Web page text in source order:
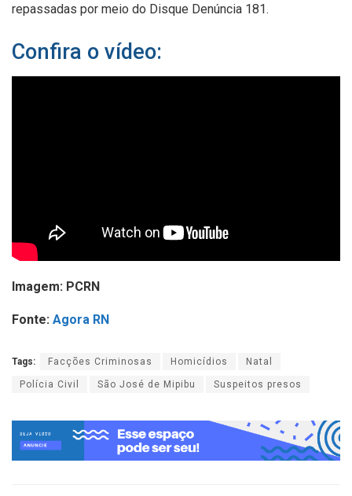
repassadas por meio do Disque Denúncia 181.
Confira o vídeo:
Imagem: PCRN
Fonte: Agora RN
Tags: Facções Criminosas Homicídios Natal
Polícia Civil São José de Mipibu Suspeitos presos